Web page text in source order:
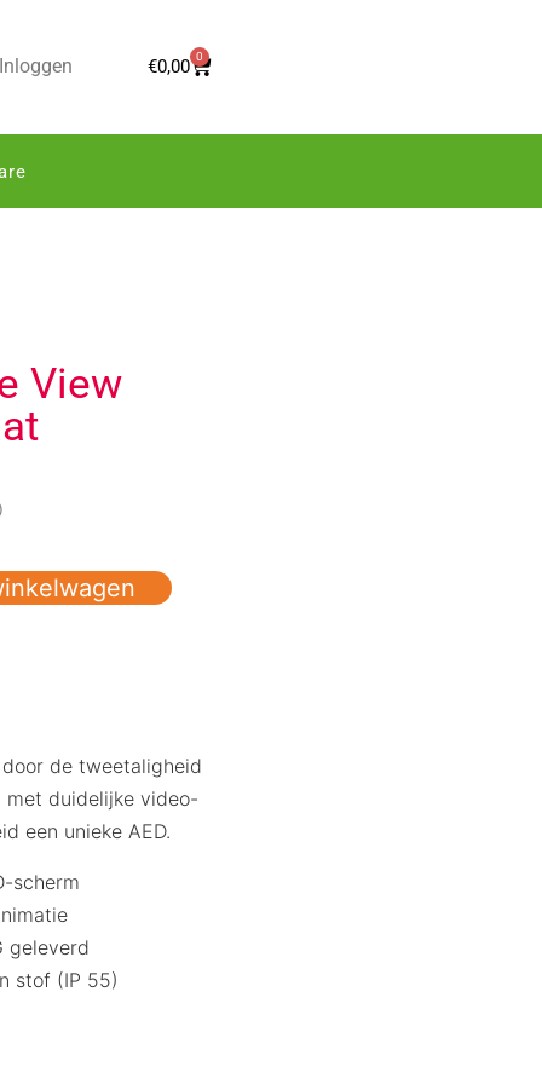
€0,00 0
View
de tweetaligheid
met duidelijke video-
een unieke AED.
scherm
geleverd
stof (IP 55)